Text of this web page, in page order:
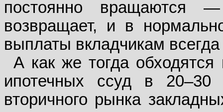
постоянно вращаются
возвращает, и в
выплаты вкладчикам всегда
А как же тогда обходятся
ипотечных ссуд в 20–30
вторичного рынка